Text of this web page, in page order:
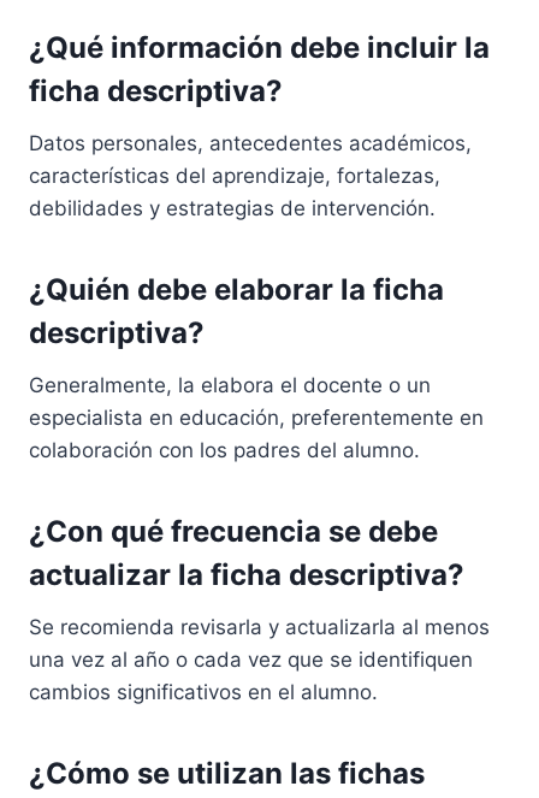
¿Qué información debe incluir la
ficha descriptiva?
Datos personales, antecedentes académicos,
características del aprendizaje, fortalezas,
debilidades y estrategias de intervención.
¿Quién debe elaborar la ficha
descriptiva?
Generalmente, la elabora el docente o un
especialista en educación, preferentemente en
colaboración con los padres del alumno.
¿Con qué frecuencia se debe
actualizar la ficha descriptiva?
Se recomienda revisarla y actualizarla al menos
una vez al año o cada vez que se identifiquen
cambios significativos en el alumno.
¿Cómo se utilizan las fichas